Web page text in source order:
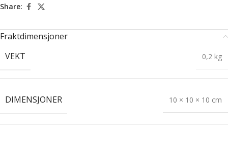
Share:
Fraktdimensjoner
VEKT
0,2 kg
DIMENSJONER 10 × 10 × 10 cm